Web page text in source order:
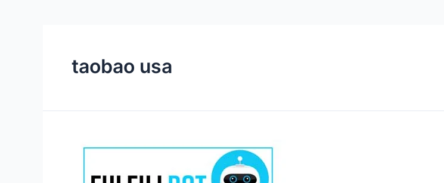
taobao usa
Taobao
Gemi